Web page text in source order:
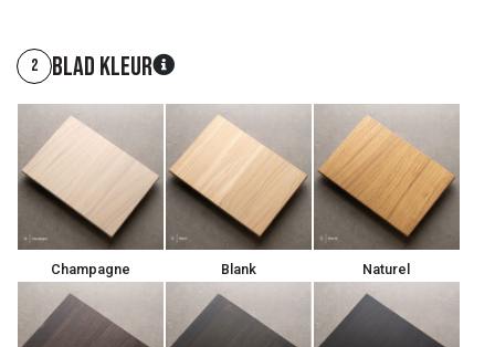
2 Blad kleur
Champagne Blank Naturel